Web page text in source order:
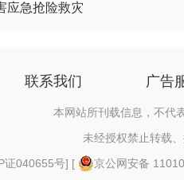
应急抢险救灾
联系我们 广告
本网站所刊载信息，不代
未经授权禁止转载
证040655号] [ 京公网安备